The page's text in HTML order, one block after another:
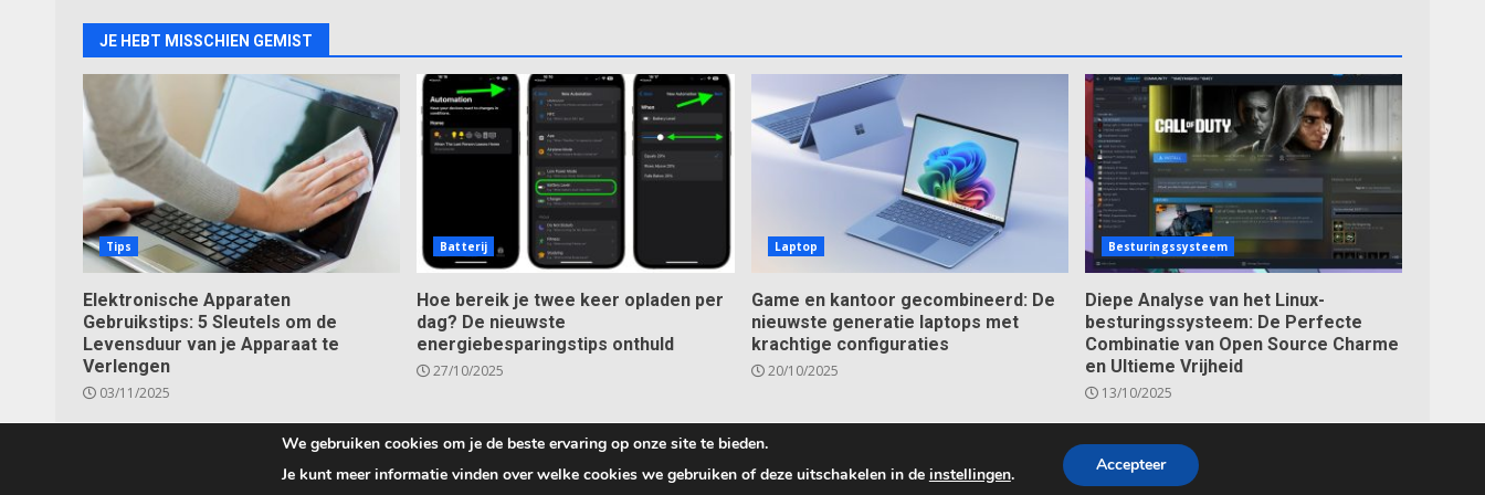
JE HEBT MISSCHIEN GEMIST
Tips
Elektronische Apparaten
Gebruikstips: 5 Sleutels om de
Levensduur van je Apparaat te
Verlengen
03/11/2025
Batterij
Hoe bereik je twee keer opladen per
dag? De nieuwste
energiebesparingstips onthuld
27/10/2025
Laptop
Game en kantoor gecombineerd: De
nieuwste generatie laptops met
krachtige configuraties
20/10/2025
Besturingssysteem
Diepe Analyse van het Linux-
besturingssysteem: De Perfecte
Combinatie van Open Source Charme
en Ultieme Vrijheid
13/10/2025
Copyright © 2025 All rights reserved.
We gebruiken cookies om je de beste ervaring op onze site te bieden.
Je kunt meer informatie vinden over welke cookies we gebruiken of deze uitschakelen in de instellingen. Accepteer